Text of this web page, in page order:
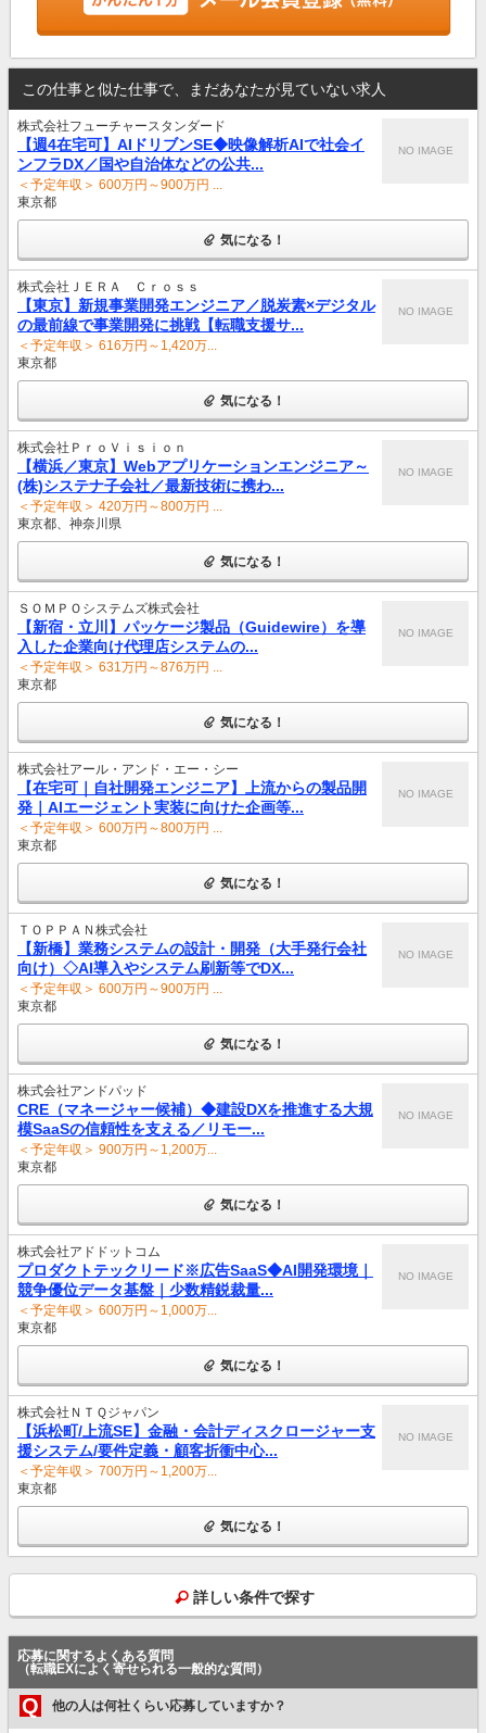
この仕事と似た仕事で、まだあなたが見ていない求人
株式会社フューチャースタンダード
【週4在宅可】AIドリブンSE◆映像解析AIで社会イ
ンフラDX／国や自治体などの公共...
＜予定年収＞ 600万円～900万円 ...
東京都
NO IMAGE
気になる！
株式会社ＪＥＲＡ Ｃｒｏｓｓ
【東京】新規事業開発エンジニア／脱炭素×デジタル
の最前線で事業開発に挑戦【転職支援サ...
＜予定年収＞ 616万円～1,420万...
東京都
NO IMAGE
気になる！
株式会社ＰｒｏＶｉｓｉｏｎ
【横浜／東京】Webアプリケーションエンジニア～
(株)システナ子会社／最新技術に携わ...
＜予定年収＞ 420万円～800万円 ...
東京都、神奈川県
NO IMAGE
気になる！
ＳＯＭＰＯシステムズ株式会社
【新宿・立川】パッケージ製品（Guidewire）を導
入した企業向け代理店システムの...
＜予定年収＞ 631万円～876万円 ...
東京都
NO IMAGE
気になる！
株式会社アール・アンド・エー・シー
【在宅可｜自社開発エンジニア】上流からの製品開
発｜AIエージェント実装に向けた企画等...
＜予定年収＞ 600万円～800万円 ...
東京都
NO IMAGE
気になる！
ＴＯＰＰＡＮ株式会社
【新橋】業務システムの設計・開発（大手発行会社
向け）◇AI導入やシステム刷新等でDX...
＜予定年収＞ 600万円～900万円 ...
東京都
NO IMAGE
気になる！
株式会社アンドパッド
CRE（マネージャー候補）◆建設DXを推進する大規
模SaaSの信頼性を支える／リモー...
＜予定年収＞ 900万円～1,200万...
東京都
NO IMAGE
気になる！
株式会社アドドットコム
プロダクトテックリード※広告SaaS◆AI開発環境｜
競争優位データ基盤｜少数精鋭裁量...
＜予定年収＞ 600万円～1,000万...
東京都
NO IMAGE
気になる！
株式会社ＮＴＱジャパン
【浜松町/上流SE】金融・会計ディスクロージャー支
援システム/要件定義・顧客折衝中心...
＜予定年収＞ 700万円～1,200万...
東京都
NO IMAGE
気になる！
詳しい条件で探す
応募に関するよくある質問
（転職EXによく寄せられる一般的な質問）
Q 他の人は何社くらい応募していますか？